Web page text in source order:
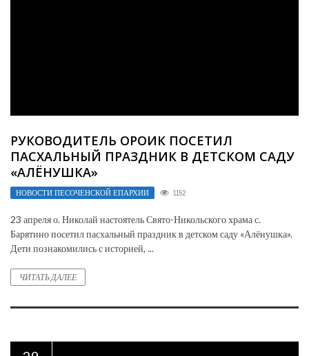
РУКОВОДИТЕЛЬ ОРОИК ПОСЕТИЛ
ПАСХАЛЬНЫЙ ПРАЗДНИК В ДЕТСКОМ САДУ
«АЛЁНУШКА»
НОВОСТИ ПЕСОЧЕНСКОЙ ЕПАРХИИ 1152
23 апреля о. Николай настоятель Свято-Никольского храма с.
Барятино посетил пасхальный праздник в детском саду «Алёнушка».
Дети познакомились с историей, ...
ЧИТАТЬ ДАЛЕЕ